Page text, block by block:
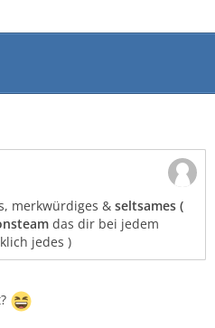
merkwürdiges & seltsames (
das dir bei jedem
jedes )